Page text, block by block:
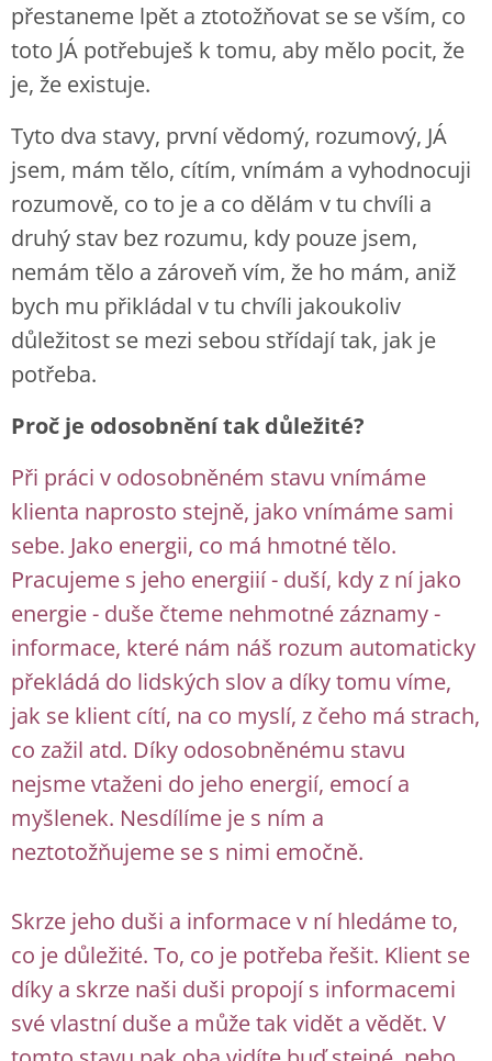
přestaneme lpět a ztotožňovat se se vším, co
toto JÁ potřebuješ k tomu, aby mělo pocit, že
je, že existuje.
Tyto dva stavy, první vědomý, rozumový, JÁ
jsem, mám tělo, cítím, vnímám a vyhodnocuji
rozumově, co to je a co dělám v tu chvíli a
druhý stav bez rozumu, kdy pouze jsem,
nemám tělo a zároveň vím, že ho mám, aniž
bych mu přikládal v tu chvíli jakoukoliv
důležitost se mezi sebou střídají tak, jak je
potřeba.
Proč je odosobnění tak důležité?
Při práci v odosobněném stavu vnímáme
klienta naprosto stejně, jako vnímáme sami
sebe. Jako energii, co má hmotné tělo.
Pracujeme s jeho energiií - duší, kdy z ní jako
energie - duše čteme nehmotné záznamy -
informace, které nám náš rozum automaticky
překládá do lidských slov a díky tomu víme,
jak se klient cítí, na co myslí, z čeho má strach,
co zažil atd. Díky odosobněnému stavu
nejsme vtaženi do jeho energií, emocí a
myšlenek. Nesdílíme je s ním a
neztotožňujeme se s nimi emočně.
Skrze jeho duši a informace v ní hledáme to,
co je důležité. To, co je potřeba řešit. Klient se
díky a skrze naši duši propojí s informacemi
své vlastní duše a může tak vidět a vědět. V